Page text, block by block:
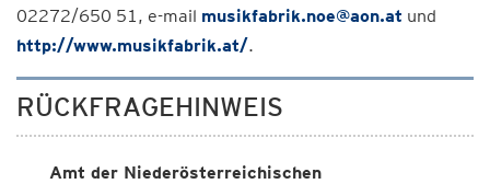
02272/650 51, e-mail musikfabrik.noe@aon.at und
http://www.musikfabrik.at/.
RÜCKFRAGEHINWEIS
Amt der Niederösterreichischen